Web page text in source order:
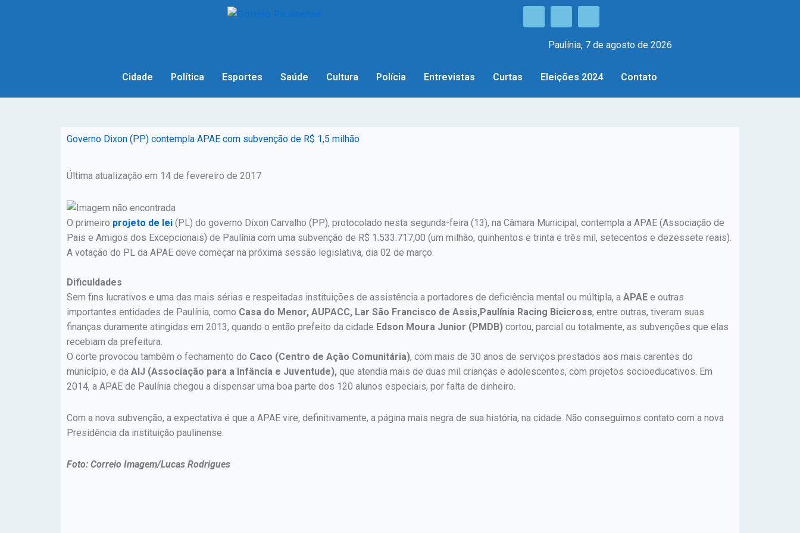
Paulínia, 7 de agosto de 2026
Cidade Política Esportes Saúde Cultura Polícia Entrevistas Curtas Eleições 2024 Contato
Governo Dixon (PP) contempla APAE com subvenção de R$ 1,5 milhão
Última atualização em 14 de fevereiro de 2017
O primeiro projeto de lei (PL) do governo Dixon Carvalho (PP), protocolado nesta segunda-feira (13), na Câmara Municipal, contempla a APAE (Associação de
Pais e Amigos dos Excepcionais) de Paulínia com uma subvenção de R$ 1.533.717,00 (um milhão, quinhentos e trinta e três mil, setecentos e dezessete reais).
A votação do PL da APAE deve começar na próxima sessão legislativa, dia 02 de março.
Dificuldades
Sem fins lucrativos e uma das mais sérias e respeitadas instituições de assistência a portadores de deficiência mental ou múltipla, a APAE e outras
importantes entidades de Paulínia, como Casa do Menor, AUPACC, Lar São Francisco de Assis,Paulínia Racing Bicicross, entre outras, tiveram suas
finanças duramente atingidas em 2013, quando o então prefeito da cidade Edson Moura Junior (PMDB) cortou, parcial ou totalmente, as subvenções que elas
recebiam da prefeitura.
O corte provocou também o fechamento do Caco (Centro de Ação Comunitária), com mais de 30 anos de serviços prestados aos mais carentes do
município, e da AIJ (Associação para a Infância e Juventude), que atendia mais de duas mil crianças e adolescentes, com projetos socioeducativos. Em
2014, a APAE de Paulínia chegou a dispensar uma boa parte dos 120 alunos especiais, por falta de dinheiro.
Com a nova subvenção, a expectativa é que a APAE vire, definitivamente, a página mais negra de sua história, na cidade. Não conseguimos contato com a nova
Presidência da instituição paulinense.
Foto: Correio Imagem/Lucas Rodrigues